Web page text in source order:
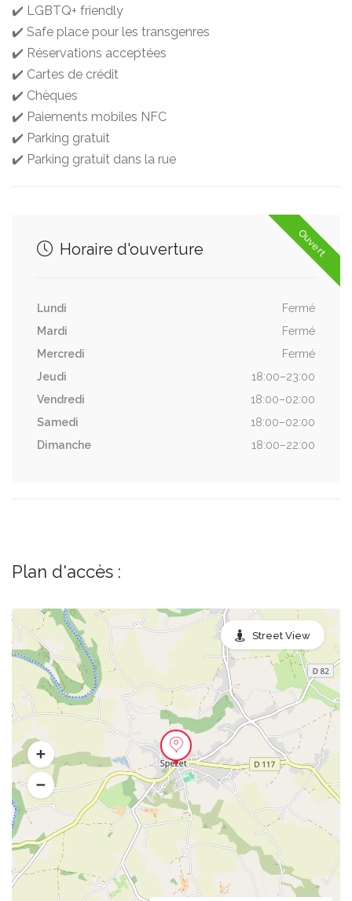
✔️ LGBTQ+ friendly
✔️ Safe place pour les transgenres
✔️ Réservations acceptées
✔️ Cartes de crédit
✔️ Chèques
✔️ Paiements mobiles NFC
✔️ Parking gratuit
✔️ Parking gratuit dans la rue
Ouvert
Horaire d'ouverture
Lundi
Fermé
Mardi
Fermé
Mercredi
Fermé
Jeudi
18:00–23:00
Vendredi
18:00–02:00
Samedi
18:00–02:00
Dimanche
18:00–22:00
Plan d'accès :
Street View